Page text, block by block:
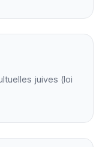
juives (loi